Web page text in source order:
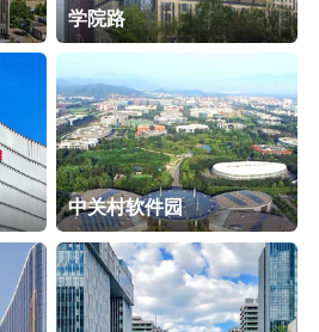
学院路
中关村软件园